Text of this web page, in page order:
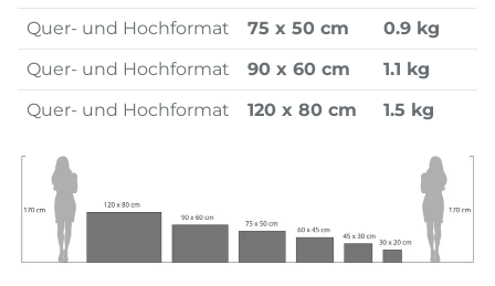
Quer- und Hochformat
75 x 50 cm
0.9 kg
Quer- und Hochformat
90 x 60 cm
1.1 kg
Quer- und Hochformat
120 x 80 cm 1.5 kg